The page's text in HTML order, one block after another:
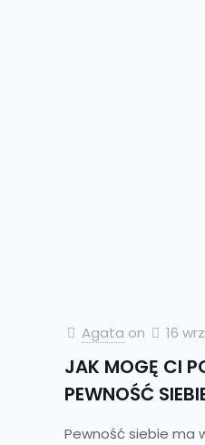
Agata on 16
JAK MOGĘ CI
PEWNOŚĆ
Pewność siebie ma